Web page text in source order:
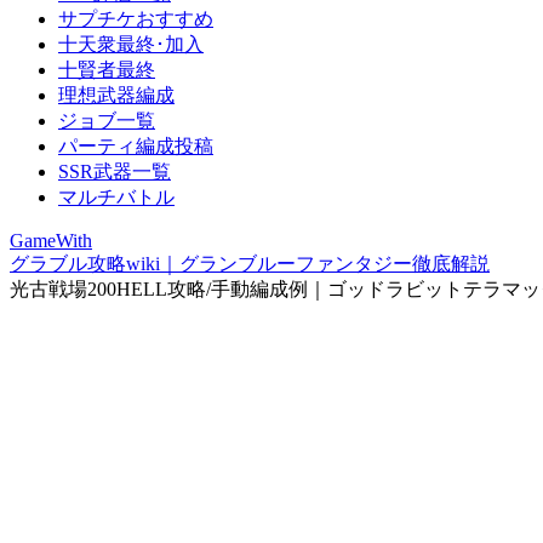
サプチケおすすめ
十天衆最終･加入
十賢者最終
理想武器編成
ジョブ一覧
パーティ編成投稿
SSR武器一覧
マルチバトル
GameWith
グラブル攻略wiki｜グランブルーファンタジー徹底解説
光古戦場200HELL攻略/手動編成例｜ゴッドラビットテラマ